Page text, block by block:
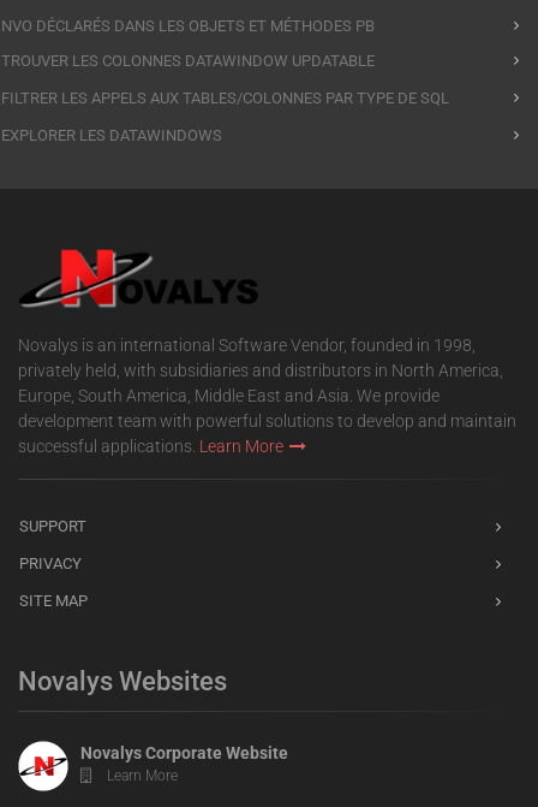
NVO DÉCLARÉS DANS LES OBJETS ET MÉTHODES PB
TROUVER LES COLONNES DATAWINDOW UPDATABLE
FILTRER LES APPELS AUX TABLES/COLONNES PAR TYPE DE SQL
EXPLORER LES DATAWINDOWS
Novalys is an international Software Vendor, founded in 1998,
privately held, with subsidiaries and distributors in North America,
Europe, South America, Middle East and Asia. We provide
development team with powerful solutions to develop and maintain
successful applications. Learn More
SUPPORT
PRIVACY
SITE MAP
Novalys Websites
Novalys Corporate Website
Learn More